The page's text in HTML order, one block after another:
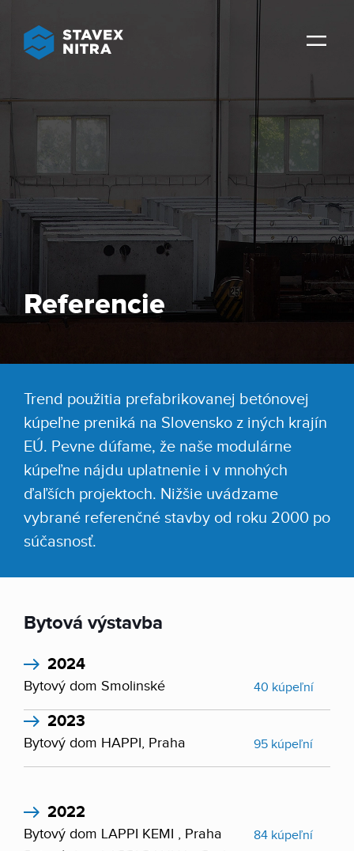
Referencie
Trend použitia prefabrikovanej betónovej
kúpeľne preniká na Slovensko z iných krajín
EÚ. Pevne dúfame, že naše modulárne
kúpeľne nájdu uplatnenie i v mnohých
ďaľších projektoch. Nižšie uvádzame
vybrané referenčné stavby od roku 2000 po
súčasnosť.
Bytová výstavba
2024
Bytový dom Smolinské 40 kúpeľní
2023
Bytový dom HAPPI, Praha 95 kúpeľní
2022
Bytový dom LAPPI KEMI , Praha 84 kúpeľní